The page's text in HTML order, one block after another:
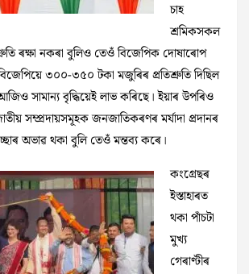
চাহ
শ্ৰমিকসকল
ৰক্ষা নকৰা বুলিও তেওঁ বিজেপিক দোষাৰোপ
৩০০-৩৫০ টকা মজুৰিৰ প্ৰতিশ্ৰুতি দিছিল
সামান্য বৃদ্ধিয়েই লাভ কৰিছে। ইয়াৰ উপৰিও
সম্প্ৰদায়সমূহক জনজাতিকৰণৰ মৰ্যাদা প্ৰদানৰ
অভাৱ থকা বুলি তেওঁ মন্তব্য কৰে।
কংগ্ৰেছৰ
ইস্তাহাৰত
থকা পাঁচটা
মুখ্য
গেৰাণ্টীৰ